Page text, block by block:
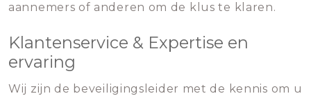
aannemers of anderen om de klus te klaren.
Klantenservice & Expertise en
ervaring
Wij zijn de beveiligingsleider met de kennis om u